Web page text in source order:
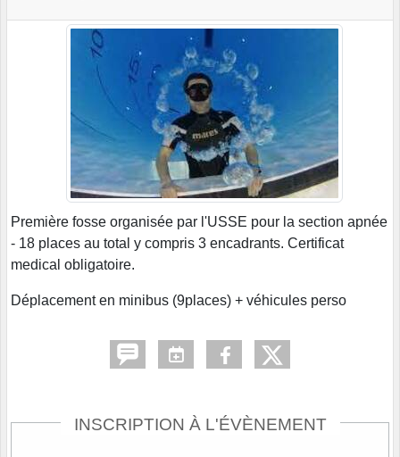
Première fosse organisée par l'USSE pour la section apnée
- 18 places au total y compris 3 encadrants. Certificat
medical obligatoire.
Déplacement en minibus (9places) + véhicules perso
INSCRIPTION À L'ÉVÈNEMENT